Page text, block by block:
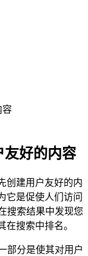
容
友好的内容
创建用户友好的内
它是促使人们访问
搜索结果中发现您
在搜索中排名。
部分是使其对用户